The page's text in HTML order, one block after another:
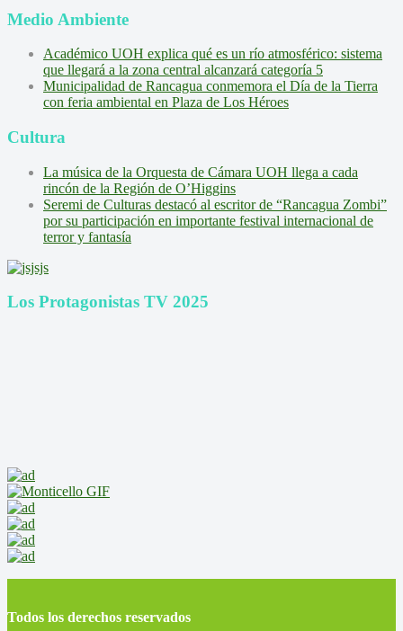
Medio Ambiente
Académico UOH explica qué es un río atmosférico: sistema
que llegará a la zona central alcanzará categoría 5
Municipalidad de Rancagua conmemora el Día de la Tierra
con feria ambiental en Plaza de Los Héroes
Cultura
La música de la Orquesta de Cámara UOH llega a cada
rincón de la Región de O’Higgins
Seremi de Culturas destacó al escritor de “Rancagua Zombi”
por su participación en importante festival internacional de
terror y fantasía
Los Protagonistas TV 2025
Todos los derechos reservados